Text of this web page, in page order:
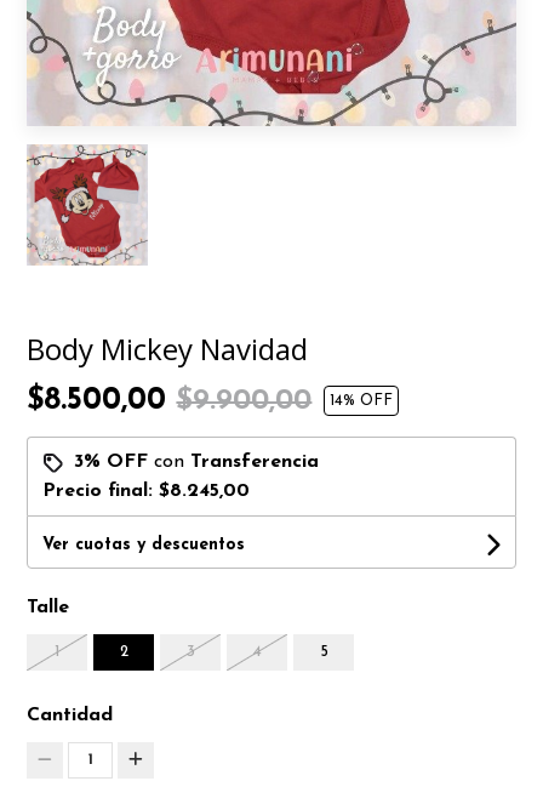
Body Mickey Navidad
$8.500,00$9.900,00 14% OFF
3% OFF con Transferencia
Precio final:$8.245,00
Ver cuotas y descuentos
Talle
1 2 3 4 5
Cantidad
1